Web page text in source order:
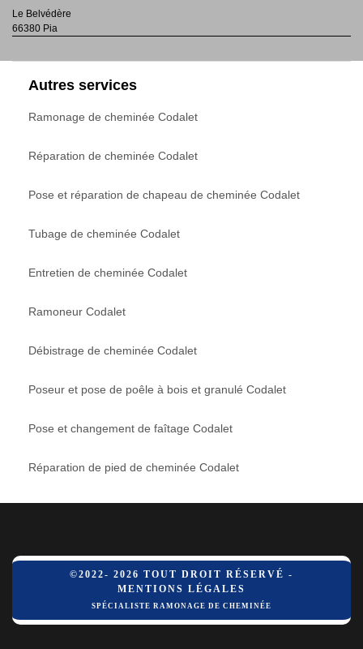
Le Belvédère
66380 Pia
Autres services
Ramonage de cheminée Codalet
Réparation de cheminée Codalet
Pose et réparation de chapeau de cheminée Codalet
Tubage de cheminée Codalet
Entretien de cheminée Codalet
Ramoneur Codalet
Débistrage de cheminée Codalet
Poseur et pose de poêle à bois et granulé Codalet
Pose et changement de faîtage Codalet
Réparation de pied de cheminée Codalet
©2022- 2026 TOUT DROIT RÉSERVÉ -
MENTIONS LÉGALES
SPÉCIALISTE RAMONAGE DE CHEMINÉE